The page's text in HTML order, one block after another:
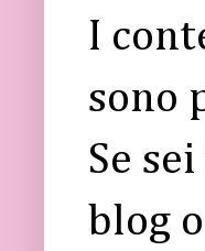
I
sono
Se
blog